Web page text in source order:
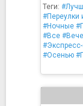
Теги:
#Переулки
#Ночные
#Все
#Осенью